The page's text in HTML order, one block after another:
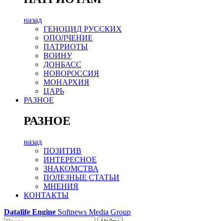
назад
ГЕНОЦИД РУССКИХ
ОПОЛЧЕНИЕ
ПАТРИОТЫ
ВОИНУ
ДОНБАСС
НОВОРОССИЯ
МОНАРХИЯ
ЦАРЬ
РАЗНОЕ
РАЗНОЕ
назад
ПОЗИТИВ
ИНТЕРЕСНОЕ
ЗНАКОМСТВА
ПОЛЕЗНЫЕ СТАТЬИ
МНЕНИЯ
КОНТАКТЫ
Datalife Engine Softnews Media Group